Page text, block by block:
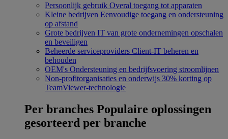
Persoonlijk gebruik Overal toegang tot apparaten
Kleine bedrijven Eenvoudige toegang en ondersteuning
op afstand
Grote bedrijven IT van grote ondernemingen opschalen
en beveiligen
Beheerde serviceproviders Client-IT beheren en
behouden
OEM's Ondersteuning en bedrijfsvoering stroomlijnen
Non-profitorganisaties en onderwijs 30% korting op
TeamViewer-technologie
Per branches Populaire oplossingen
gesorteerd per branche